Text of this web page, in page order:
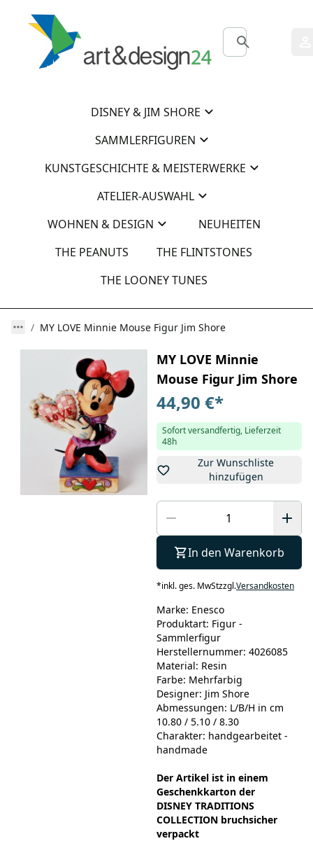
DISNEY & JIM SHORE
SAMMLERFIGUREN
KUNSTGESCHICHTE & MEISTERWERKE
ATELIER-AUSWAHL
WOHNEN & DESIGN
NEUHEITEN
THE PEANUTS
THE FLINTSTONES
THE LOONEY TUNES
MY LOVE Minnie Mouse Figur Jim Shore
MY LOVE Minnie
Mouse Figur Jim Shore
44,90 €*
Sofort versandfertig, Lieferzeit
48h
Zur Wunschliste
hinzufügen
In den Warenkorb
*inkl. ges. MwStzzgl.Versandkosten
Marke: Enesco
Produktart: Figur -
Sammlerfigur
Herstellernummer: 4026085
Material: Resin
Farbe: Mehrfarbig
Designer: Jim Shore
Abmessungen: L/B/H in cm
10.80 / 5.10 / 8.30
Charakter: handgearbeitet -
handmade
Der Artikel ist in einem
Geschenkkarton der
DISNEY TRADITIONS
COLLECTION bruchsicher
verpackt